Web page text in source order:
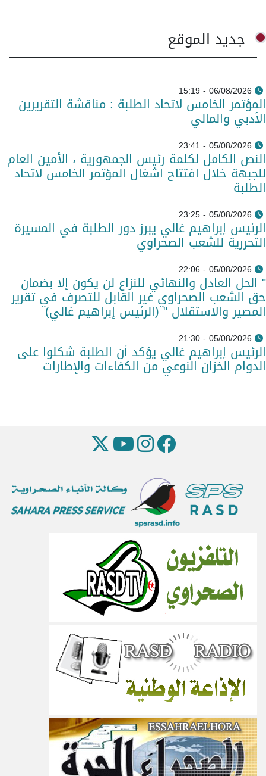
جديد الموقع
06/08/2026 - 15:19
المؤتمر الخامس لاتحاد الطلبة : مناقشة التقريرين
الأدبي والمالي
05/08/2026 - 23:41
النص الكامل لكلمة رئيس الجمهورية ، الأمين العام
للجبهة خلال افتتاح اشغال المؤتمر الخامس لاتحاد
الطلبة
05/08/2026 - 23:25
الرئيس إبراهيم غالي يبرز دور الطلبة في المسيرة
التحررية للشعب الصحراوي
05/08/2026 - 22:06
" الحل العادل والنهائي للنزاع لن يكون إلا بضمان
حق الشعب الصحراوي غير القابل للتصرف في تقرير
المصير والاستقلال " (الرئيس إبراهيم غالي)
05/08/2026 - 21:30
الرئيس إبراهيم غالي يؤكد أن الطلبة شكلوا على
الدوام الخزان النوعي من الكفاءات والإطارات